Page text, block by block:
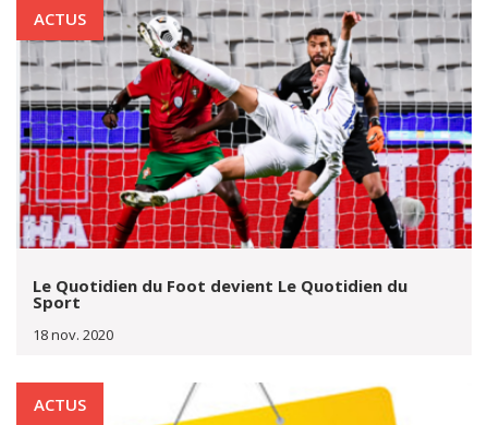
ACTUS
Le Quotidien du Foot devient Le Quotidien du
Sport
18 nov. 2020
ACTUS